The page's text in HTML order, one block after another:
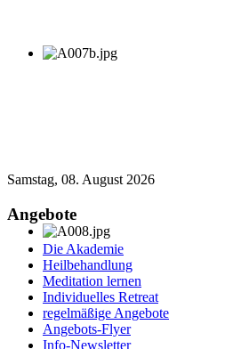
Samstag, 08. August 2026
Angebote
Die Akademie
Heilbehandlung
Meditation lernen
Individuelles Retreat
regelmäßige Angebote
Angebots-Flyer
Info-Newsletter